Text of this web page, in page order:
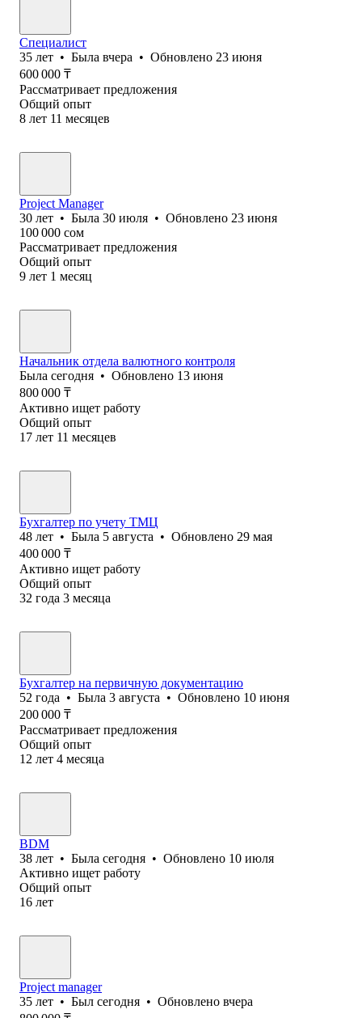
Специалист
35 лет • Была вчера • Обновлено 23 июня
600 000 ₸
Рассматривает предложения
Общий опыт
8 лет 11 месяцев
Project Manager
30 лет • Была 30 июля • Обновлено 23 июня
100 000 сом
Рассматривает предложения
Общий опыт
9 лет 1 месяц
Начальник отдела валютного контроля
Была сегодня • Обновлено 13 июня
800 000 ₸
Активно ищет работу
Общий опыт
17 лет 11 месяцев
Бухгалтер по учету ТМЦ
48 лет • Была 5 августа • Обновлено 29 мая
400 000 ₸
Активно ищет работу
Общий опыт
32 года 3 месяца
Бухгалтер на первичную документацию
52 года • Была 3 августа • Обновлено 10 июня
200 000 ₸
Рассматривает предложения
Общий опыт
12 лет 4 месяца
BDM
38 лет • Была сегодня • Обновлено 10 июля
Активно ищет работу
Общий опыт
16 лет
Project manager
35 лет • Был сегодня • Обновлено вчера